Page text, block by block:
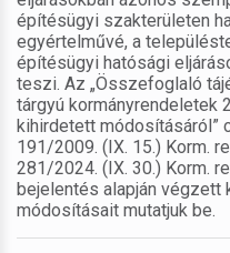
építésügyi szakterületen
egyértelművé, a
építésügyi hatósági
teszi. Az „Összefoglaló
tárgyú kormányrendeletek
kihirdetett módosításáról”
191/2009. (IX. 15.) Korm.
281/2024. (IX. 30.) Korm.
bejelentés alapján
módosításait mutatjuk be.